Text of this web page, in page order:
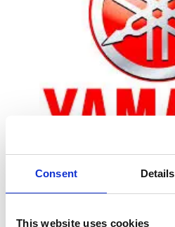
Consent Details
This website uses cookies